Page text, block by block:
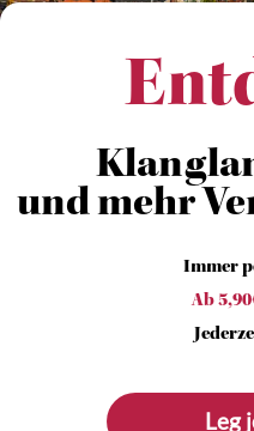
und mehr
Immer
Ab
Leg